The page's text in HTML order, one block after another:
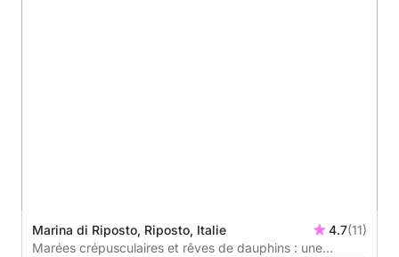
Marina di Riposto, Riposto, Italie 4.7(11)
Marées crépusculaires et rêves de dauphins : une